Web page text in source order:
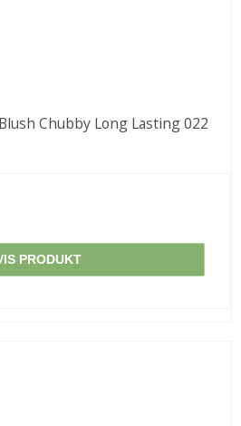
Chubby Long Lasting 022
PRODUKT